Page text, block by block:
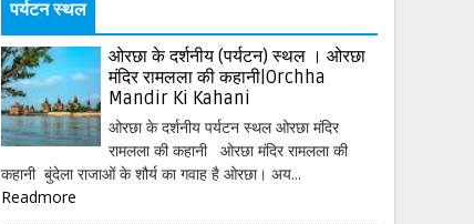
पर्यटन स्थल
ओरछा के दर्शनीय (पर्यटन) स्थल । ओरछा
मंदिर रामलला की कहानी|Orchha
Mandir Ki Kahani
ओरछा के दर्शनीय पर्यटन स्थल ओरछा मंदिर
रामलला की कहानी ओरछा मंदिर रामलला की
कहानी बुंदेला राजाओं के शौर्य का गवाह है ओरछा। अय...
Readmore